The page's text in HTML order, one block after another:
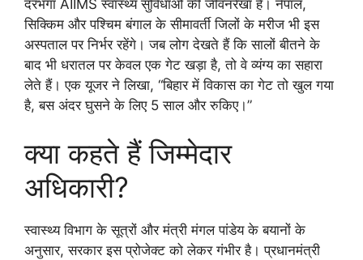
दरभंगा AIIMS स्वास्थ्य सुविधाओं की जीवनरेखा है। नेपाल,
सिक्किम और पश्चिम बंगाल के सीमावर्ती जिलों के मरीज भी इस
अस्पताल पर निर्भर रहेंगे। जब लोग देखते हैं कि सालों बीतने के
बाद भी धरातल पर केवल एक गेट खड़ा है, तो वे व्यंग्य का सहारा
लेते हैं। एक यूजर ने लिखा, “बिहार में विकास का गेट तो खुल गया
है, बस अंदर घुसने के लिए 5 साल और रुकिए।”
क्या कहते हैं जिम्मेदार
अधिकारी?
स्वास्थ्य विभाग के सूत्रों और मंत्री मंगल पांडेय के बयानों के
अनुसार, सरकार इस प्रोजेक्ट को लेकर गंभीर है। प्रधानमंत्री